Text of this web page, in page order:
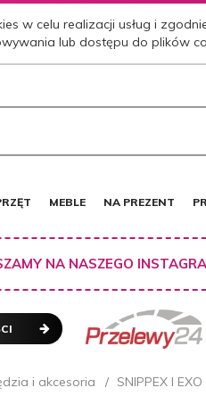
w celu realizacji usług i
lub dostępu do plików
MEBLE NA PREZENT
NA NASZEGO
i akcesoria SNIPPEX I EXO